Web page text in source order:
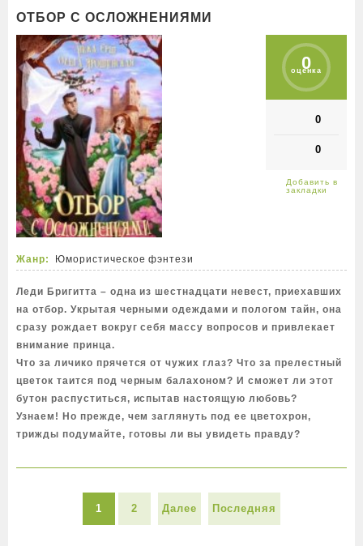
ОТБОР С ОСЛОЖНЕНИЯМИ
0
оценка
0
0
Жанр: Юмористическое фэнтези
Леди Бригитта – одна из шестнадцати невест, приехавших
на отбор. Укрытая черными одеждами и пологом тайн, она
сразу рождает вокруг себя массу вопросов и привлекает
внимание принца.
Что за личико прячется от чужих глаз? Что за прелестный
цветок таится под черным балахоном? И сможет ли этот
бутон распуститься, испытав настоящую любовь?
Узнаем! Но прежде, чем заглянуть под ее цветохрон,
трижды подумайте, готовы ли вы увидеть правду?
1 2 Далее Последняя